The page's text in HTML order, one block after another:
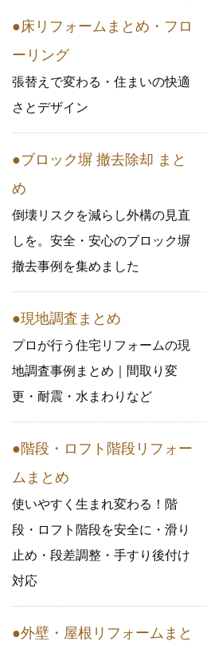
●床リフォームまとめ・フロ
ーリング
張替えで変わる・住まいの快適
さとデザイン
●ブロック塀 撤去除却 まと
め
倒壊リスクを減らし外構の見直
しを。安全・安心のブロック塀
撤去事例を集めました
●現地調査まとめ
プロが行う住宅リフォームの現
地調査事例まとめ｜間取り変
更・耐震・水まわりなど
●階段・ロフト階段リフォー
ムまとめ
使いやすく生まれ変わる！階
段・ロフト階段を安全に・滑り
止め・段差調整・手すり後付け
対応
●外壁・屋根リフォームまと